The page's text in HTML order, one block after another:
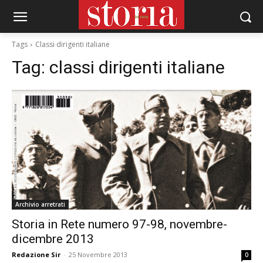
Tags Classi dirigenti italiane
Tag: classi dirigenti italiane
Archivio arretrati
Storia in Rete numero 97-98, novembre-
dicembre 2013
Redazione Sir - 25 Novembre 2013 0